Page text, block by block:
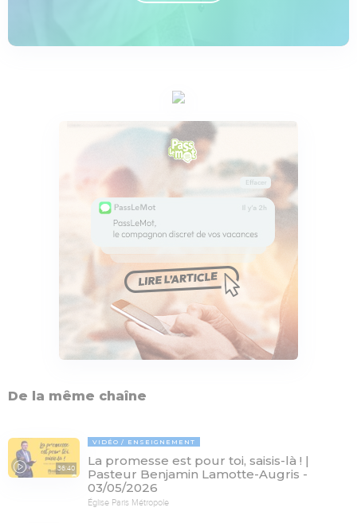
De la même chaîne
36:40
VIDÉO ENSEIGNEMENT
La promesse est pour toi, saisis-là ! |
Pasteur Benjamin Lamotte-Augris -
03/05/2026
Église Paris Métropole